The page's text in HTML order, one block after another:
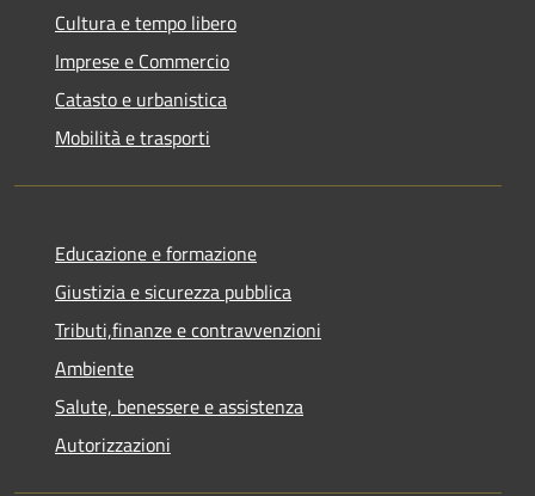
Cultura e tempo libero
Imprese e Commercio
Catasto e urbanistica
Mobilità e trasporti
Educazione e formazione
Giustizia e sicurezza pubblica
Tributi,finanze e contravvenzioni
Ambiente
Salute, benessere e assistenza
Autorizzazioni